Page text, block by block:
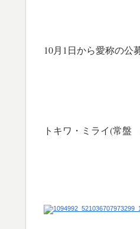
10月1日から愛称の公
トキワ・ミライ(常